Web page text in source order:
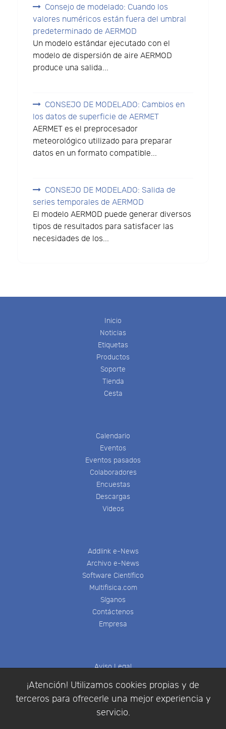
¡Atención! Utilizamos cookies propias y de
terceros para ofrecerle una mejor experiencia y
servicio.
Consejo de modelado: Cuando los
valores numéricos están fuera del umbral
predeterminado de AERMOD
Un modelo estándar ejecutado con el
modelo de dispersión de aire AERMOD
produce una salida...
CONSEJO DE MODELADO: Cambios en
los datos de superficie de AERMET
AERMET es el preprocesador
meteorológico utilizado para preparar
datos en un formato compatible...
CONSEJO DE MODELADO: Salida de
series temporales de AERMOD
El modelo AERMOD puede generar diversos
tipos de resultados para satisfacer las
necesidades de los...
Inicio
Noticias
Etiquetas
Productos
Soporte
Tienda
Cesta
Calendario
Eventos
Eventos pasados
Colaboradores
Encuestas
Descargas
Videos
Addlink e-News
Archivo e-News
Software Científico
Multifisica.com
Síganos
Contáctenos
Empresa
Aviso Legal
Condiciones de compra
Identificarse